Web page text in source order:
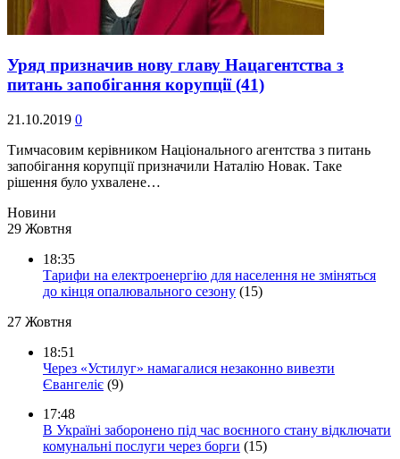
Уряд призначив нову главу Нацагентства з
питань запобігання корупції(41)
21.10.2019 0
Тимчасовим керівником Національного агентства з питань
запобігання корупції призначили Наталію Новак. Таке
рішення було ухвалене…
Новини
29 Жовтня
18:35
Тарифи на електроенергію для населення не зміняться
до кінця опалювального сезону (15)
27 Жовтня
18:51
Через «Устилуг» намагалися незаконно вивезти
Євангеліє (9)
17:48
В Україні заборонено під час воєнного стану відключати
комунальні послуги через борги (15)